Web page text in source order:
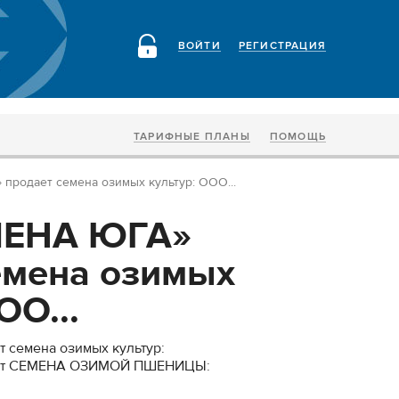
РЕГИСТРАЦИЯ
ВОЙТИ
ТАРИФНЫЕ ПЛАНЫ ПОМОЩЬ
семена озимых культур: ООО...
ЮГА»
озимых
озимых культур:
СЕМЕНА ОЗИМОЙ ПШЕНИЦЫ: